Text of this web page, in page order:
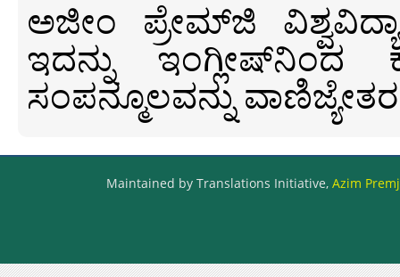
ಅಜೀಂ ಪ್ರೇಮ್‍ಜಿ
ಇದನ್ನು ಇಂಗ್ಲೀಷ್‍ನಿಂದ
ಸಂಪನ್ಮೂಲವನ್ನು
Maintained by Translations Initiative, Azim